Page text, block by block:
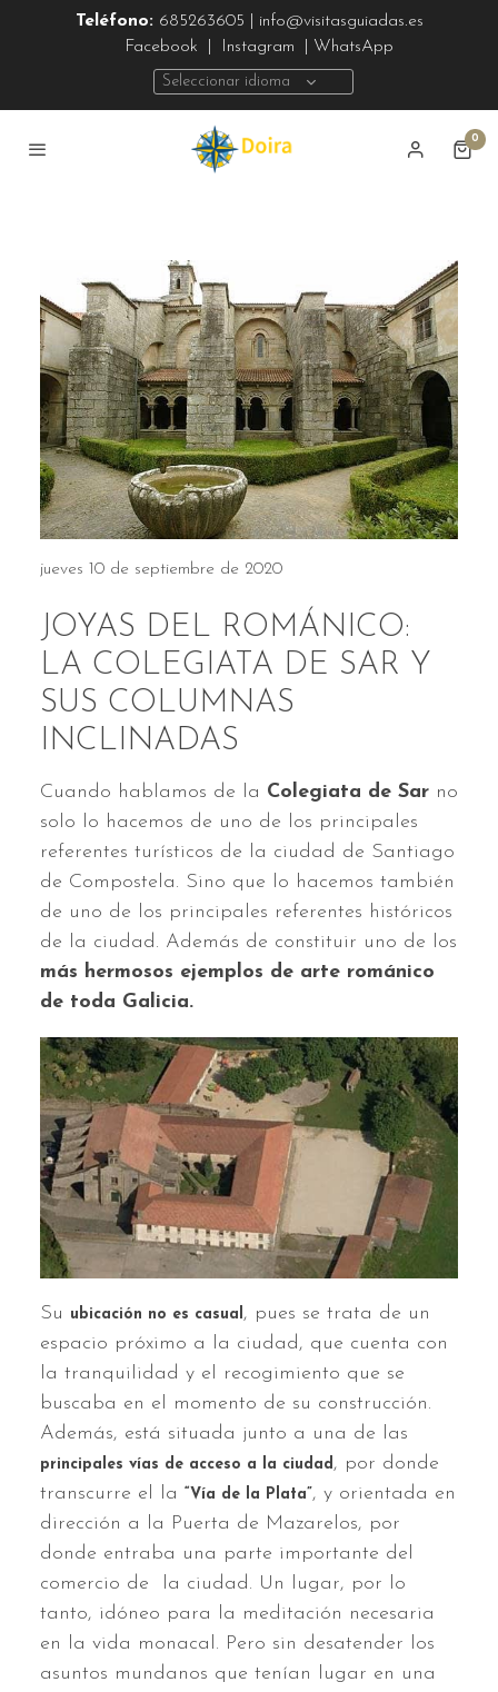
Teléfono: 685263605 | info@visitasguiadas.es
Facebook
Instagram | WhatsApp
Seleccionar idioma
0
jueves 10 de septiembre de 2020
JOYAS DEL ROMÁNICO:
LA COLEGIATA DE SAR Y
SUS COLUMNAS
INCLINADAS
Cuando hablamos de la Colegiata de Sar no
solo lo hacemos de uno de los principales
referentes turísticos de la ciudad de Santiago
de Compostela. Sino que lo hacemos también
de uno de los principales referentes históricos
de la ciudad. Además de constituir uno de los
más hermosos ejemplos de arte románico
de toda Galicia.
Su ubicación no es casual, pues se trata de un
espacio próximo a la ciudad, que cuenta con
la tranquilidad y el recogimiento que se
buscaba en el momento de su construcción.
Además, está situada junto a una de las
principales vías de acceso a la ciudad, por donde
transcurre el la
“Vía de la Plata”, y orientada en
dirección a la Puerta de Mazarelos, por
donde entraba una parte importante del
comercio de la ciudad. Un lugar, por lo
tanto, idóneo para la meditación necesaria
en la vida monacal. Pero sin desatender los
asuntos mundanos que tenían lugar en una